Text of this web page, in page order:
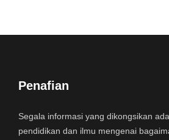
Penafian
Segala informasi yang dikongsikan
pendidikan dan ilmu mengenai